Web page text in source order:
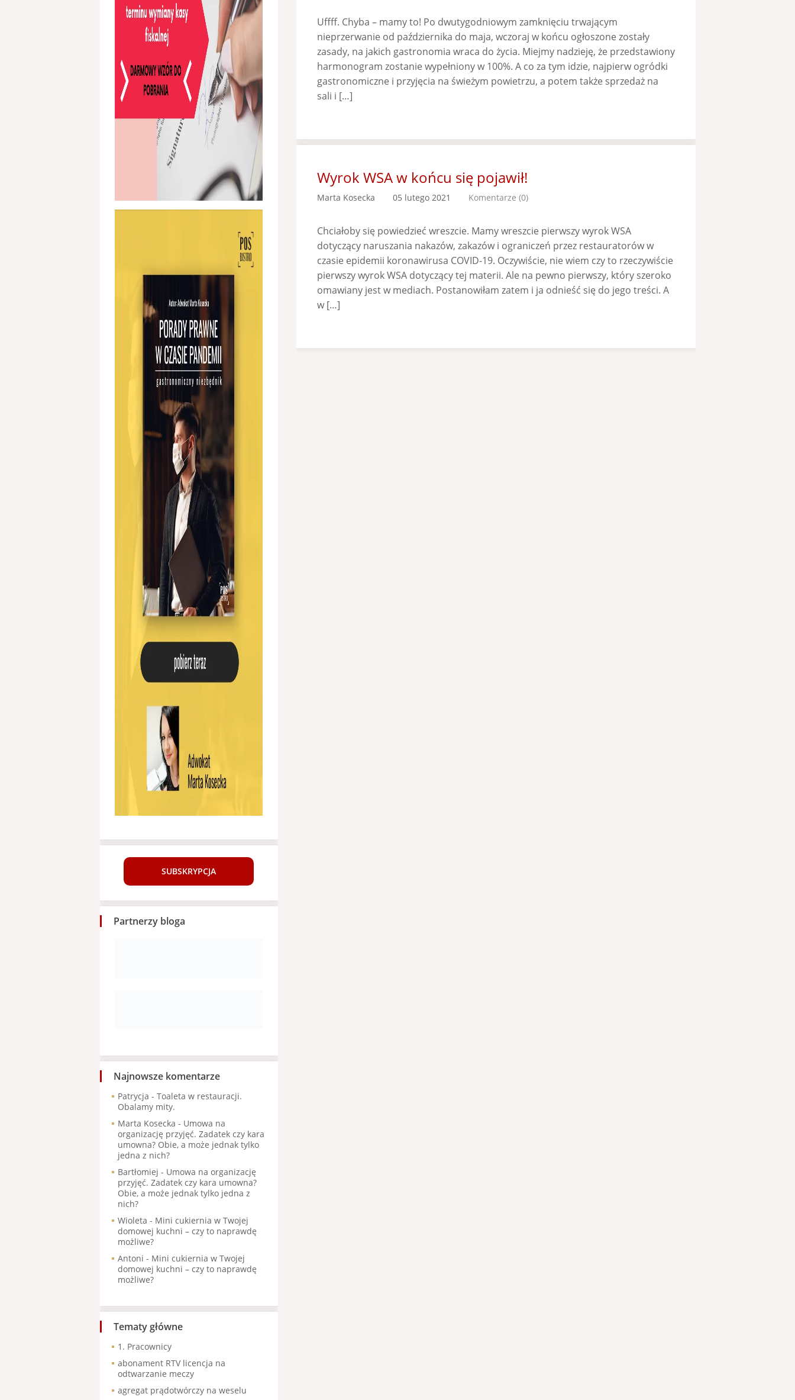
Uffff. Chyba – mamy to! Po dwutygodniowym zamknięciu trwającym
nieprzerwanie od października do maja, wczoraj w końcu ogłoszone zostały
zasady, na jakich gastronomia wraca do życia. Miejmy nadzieję, że przedstawiony
harmonogram zostanie wypełniony w 100%. A co za tym idzie, najpierw ogródki
gastronomiczne i przyjęcia na świeżym powietrzu, a potem także sprzedaż na
sali i […]
Wyrok WSA w końcu się pojawił!
Marta Kosecka 05 lutego 2021 Komentarze (0)
Chciałoby się powiedzieć wreszcie. Mamy wreszcie pierwszy wyrok WSA
dotyczący naruszania nakazów, zakazów i ograniczeń przez restauratorów w
czasie epidemii koronawirusa COVID-19. Oczywiście, nie wiem czy to rzeczywiście
pierwszy wyrok WSA dotyczący tej materii. Ale na pewno pierwszy, który szeroko
omawiany jest w mediach. Postanowiłam zatem i ja odnieść się do jego treści. A
w […]
SUBSKRYPCJA
Partnerzy bloga
Najnowsze komentarze
Patrycja - Toaleta w restauracji.
Obalamy mity.
Marta Kosecka - Umowa na
organizację przyjęć. Zadatek czy kara
umowna? Obie, a może jednak tylko
jedna z nich?
Bartłomiej - Umowa na organizację
przyjęć. Zadatek czy kara umowna?
Obie, a może jednak tylko jedna z
nich?
Wioleta - Mini cukiernia w Twojej
domowej kuchni – czy to naprawdę
możliwe?
Antoni - Mini cukiernia w Twojej
domowej kuchni – czy to naprawdę
możliwe?
Tematy główne
1. Pracownicy
abonament RTV licencja na
odtwarzanie meczy
agregat prądotwórczy na weselu